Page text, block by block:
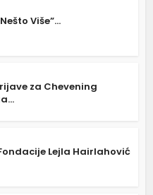
Više”...
za Chevening
Lejla Hairlahović